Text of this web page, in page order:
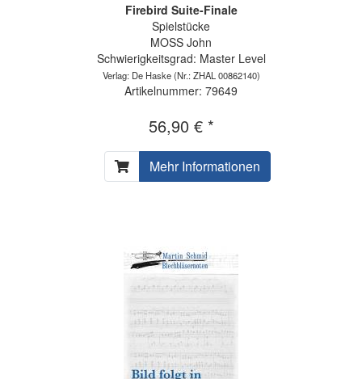
Firebird Suite-Finale
Spielstücke
MOSS John
Schwierigkeitsgrad: Master Level
Verlag: De Haske(Nr.: ZHAL 00862140)
Artikelnummer: 79649
56,90 € *
Mehr Informationen